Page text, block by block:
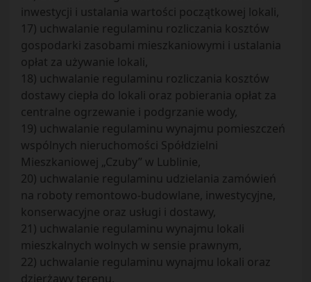
inwestycji i ustalania wartości początkowej lokali,
17) uchwalanie regulaminu rozliczania kosztów
gospodarki zasobami mieszkaniowymi i ustalania
opłat za używanie lokali,
18) uchwalanie regulaminu rozliczania kosztów
dostawy ciepła do lokali oraz pobierania opłat za
centralne ogrzewanie i podgrzanie wody,
19) uchwalanie regulaminu wynajmu pomieszczeń
wspólnych nieruchomości Spółdzielni
Mieszkaniowej „Czuby” w Lublinie,
20) uchwalanie regulaminu udzielania zamówień
na roboty remontowo-budowlane, inwestycyjne,
konserwacyjne oraz usługi i dostawy,
21) uchwalanie regulaminu wynajmu lokali
mieszkalnych wolnych w sensie prawnym,
22) uchwalanie regulaminu wynajmu lokali oraz
dzierżawy terenu,